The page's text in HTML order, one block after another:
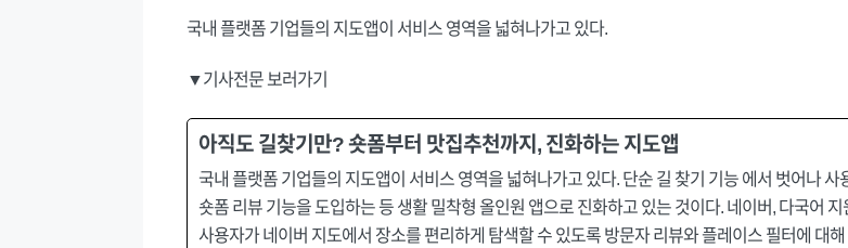
국내 플랫폼 기업들의 지도앱이 서비스 영역을 넓혀나가고 있다.
▼기사전문 보러가기
아직도 길찾기만? 숏폼부터 맛집추천까지, 진화하는 지도앱
국내 플랫폼 기업들의 지도앱이 서비스 영역을 넓혀나가고 있다. 단순 길 찾기 기능 에서 벗어나
숏폼 리뷰 기능을 도입하는 등 생활 밀착형 올인원 앱으로 진화하고 있는 것이다. 네이버, 다국어
사용자가 네이버 지도에서 장소를 편리하게 탐색할 수 있도록 방문자 리뷰와 플레이스 필터에 대